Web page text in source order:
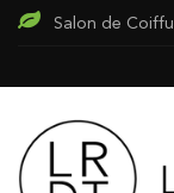
Salon de